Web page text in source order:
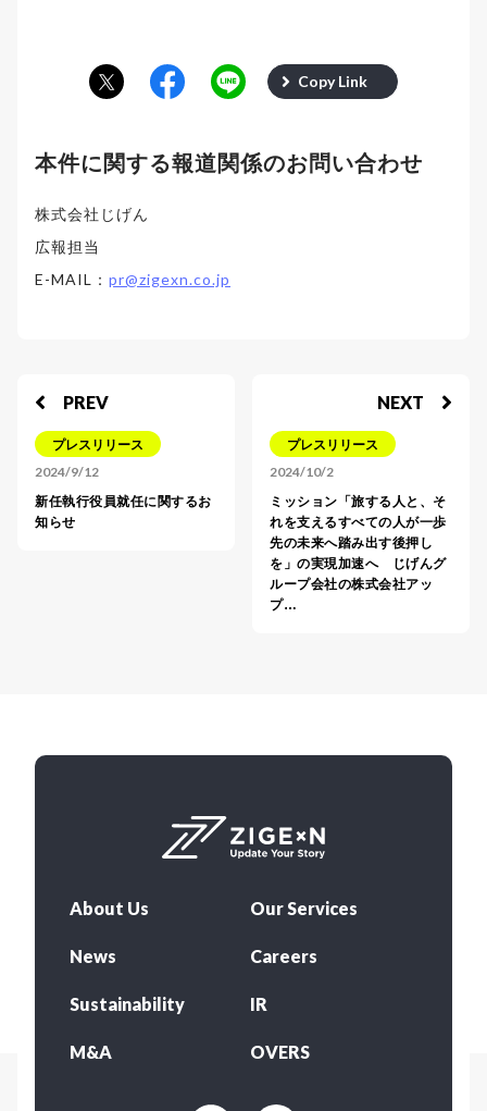
Copy Link
本件に関する報道関係のお問い合わせ
株式会社じげん
広報担当
E-MAIL： pr@zigexn.co.jp
PREV
プレスリリース
2024/9/12
新任執行役員就任に関するお
知らせ
NEXT
プレスリリース
2024/10/2
ミッション「旅する人と、そ
れを支えるすべての人が一歩
先の未来へ踏み出す後押し
を」の実現加速へ じげんグ
ループ会社の株式会社アッ
プ…
About Us Our Services
News Careers
Sustainability IR
M&A OVERS